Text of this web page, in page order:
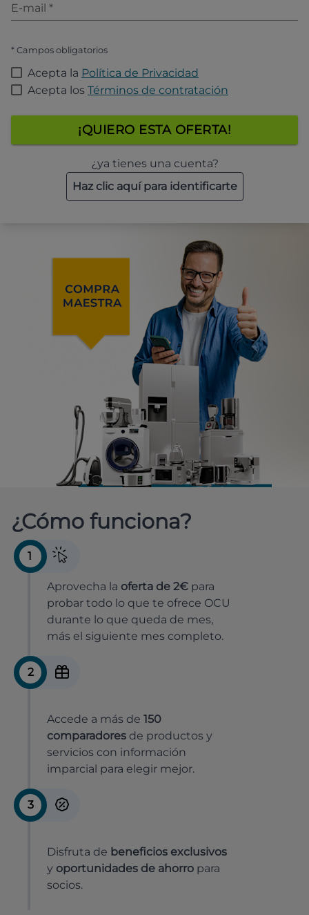
E-mail *
* Campos obligatorios
Acepta la Política de Privacidad
Acepta los Términos de contratación
¡QUIERO ESTA OFERTA!
¿ya tienes una cuenta?
Haz clic aquí para identificarte
¿Cómo funciona?
1
Aprovecha la oferta de 2€ para
probar todo lo que te ofrece OCU
durante lo que queda de mes,
más el siguiente mes completo.
2
Accede a más de 150
comparadores de productos y
servicios con información
imparcial para elegir mejor.
3
Disfruta de beneficios exclusivos
y oportunidades de ahorro para
socios.